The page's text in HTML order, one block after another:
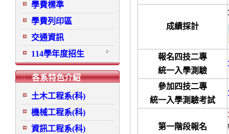
學費標準
學費列印區
交通資訊
114學年度招生
各系特色介紹
土木工程系(科)
機械工程系(科)
資訊工程系(科)
成績採計
報名四技二專
統一入學測驗
參加四技二專
統一入學測驗考試
第一階段報名